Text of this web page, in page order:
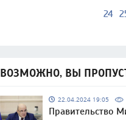
24
ВОЗМОЖНО, ВЫ
22.04.2024 19:05
Правительство